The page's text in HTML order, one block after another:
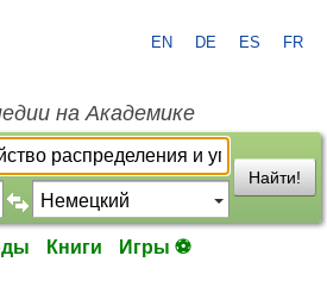
EN DE ES FR
на Академике
Найти!
Книги Игры ⚽